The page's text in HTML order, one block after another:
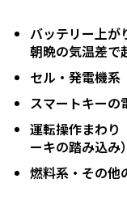
バッテリー上が
朝晩の気温差で
セル・発電機系
スマートキーの
運転操作まわり
ーキの踏み込み）
燃料系・その他